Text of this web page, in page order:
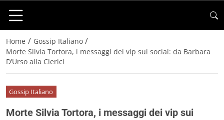
Home / Gossip Italiano /
Morte Silvia Tortora, i messaggi dei vip sui social: da Barbara
D’Urso alla Clerici
Gossip Italiano
Morte Silvia Tortora, i messaggi dei vip sui